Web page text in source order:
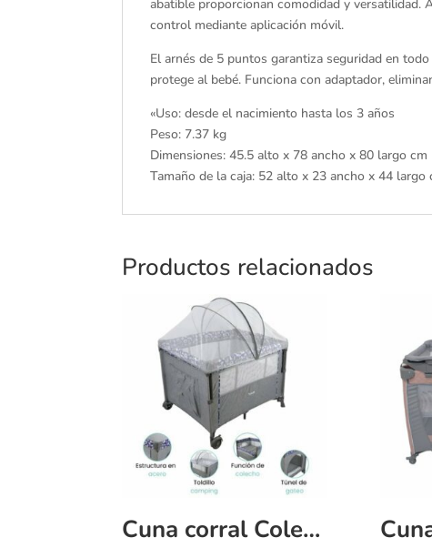
abatible proporcionan comodidad y versatilidad.
control mediante aplicación móvil.
El arnés de 5 puntos garantiza seguridad en
protege al bebé. Funciona con adaptador,
«Uso: desde el nacimiento hasta los 3 años
Peso: 7.37 kg
Dimensiones: 45.5 alto x 78 ancho x 80 largo cm
Tamaño de la caja: 52 alto x 23 ancho x 44 largo
Productos relacionados
Cuna corral Colecho Nala ebaby